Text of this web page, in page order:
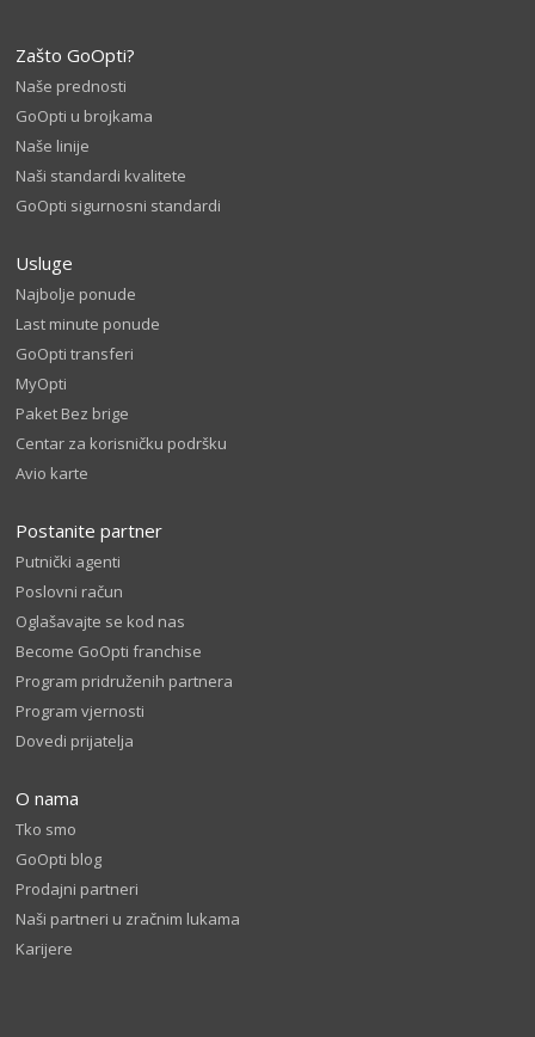
Zašto GoOpti?
Naše prednosti
GoOpti u brojkama
Naše linije
Naši standardi kvalitete
GoOpti sigurnosni standardi
Usluge
Najbolje ponude
Last minute ponude
GoOpti transferi
MyOpti
Paket Bez brige
Centar za korisničku podršku
Avio karte
Postanite partner
Putnički agenti
Poslovni račun
Oglašavajte se kod nas
Become GoOpti franchise
Program pridruženih partnera
Program vjernosti
Dovedi prijatelja
O nama
Tko smo
GoOpti blog
Prodajni partneri
Naši partneri u zračnim lukama
Karijere